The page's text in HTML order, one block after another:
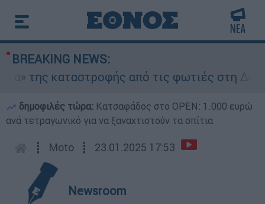
BREAKING NEWS:
της καταστροφής από τις φωτιές στη Δυτική
δημοφιλές τώρα: Κατσαφάδος στο OPEN: 1.000 ευρώ
ανά τετραγωνικό για να ξαναχτιστούν τα σπίτια
┋ Moto ┋ 23.01.2025 17:53
Newsroom